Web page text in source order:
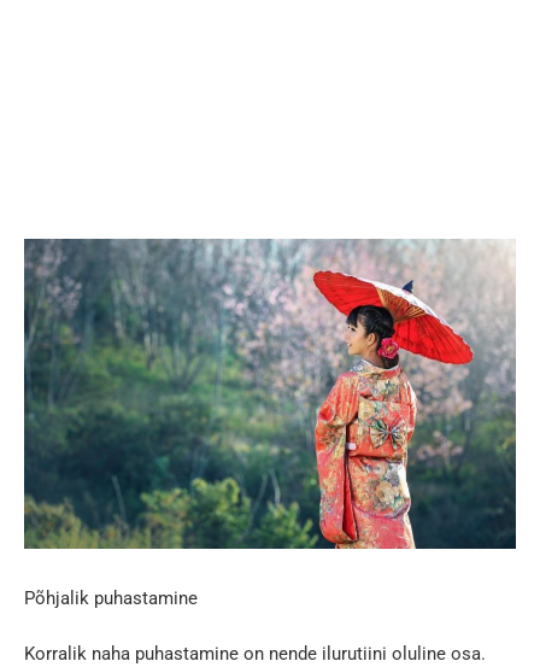
Põhjalik puhastamine
Korralik naha puhastamine on nende ilurutiini oluline osa.